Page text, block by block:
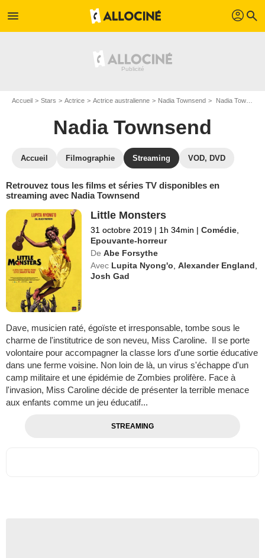
menu profil search
Accueil Stars Actrice Actrice australienne Nadia Townsend Nadia Townsend : Films et séries online
Nadia Townsend
Accueil Filmographie Streaming VOD, DVD
Retrouvez tous les films et séries TV disponibles en
streaming avec Nadia Townsend
Little Monsters
31 octobre 2019 | 1h 34min | Comédie
Epouvante-horreur
De Abe Forsythe
Avec Lupita Nyong'o ,Alexander England
Josh Gad
Dave, musicien raté, égoïste et irresponsable, tombe sous le
charme de l'institutrice de son neveu, Miss Caroline. Il se porte
volontaire pour accompagner la classe lors d'une sortie éducative
dans une ferme voisine. Non loin de là, un virus s'échappe d'un
camp militaire et une épidémie de Zombies prolifère. Face à
l'invasion, Miss Caroline décide de présenter la terrible menace
aux enfants comme un jeu éducatif...
STREAMING